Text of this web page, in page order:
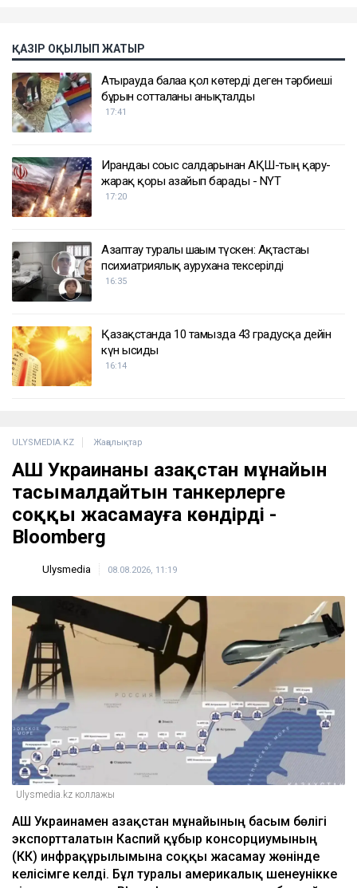
ҚАЗІР ОҚЫЛЫП ЖАТЫР
бұрын сотталғаны анықталды
17:41
Ирандағы соғыс салдарынан АҚШ-тың қару-
жарақ қоры азайып барады - NYT
17:20
Азаптау туралы шағым түскен: Ақтастағы
психиатриялық аурухана тексерілді
16:35
Қазақстанда 10 тамызда 43 градусқа дейін
күн ысиды
16:14